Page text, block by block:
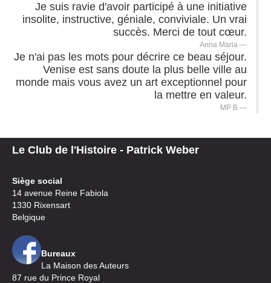
Je suis ravie d'avoir participé à une initiative
insolite, instructive, géniale, conviviale. Un vrai
succès. Merci de tout cœur.
Anna Maria
Je n'ai pas les mots pour décrire ce beau séjour.
Venise est sans doute la plus belle ville au
monde mais vous avez un art exceptionnel pour
la mettre en valeur.
MP B
Le Club de l'Histoire - Patrick Weber
Siège social
14 avenue Reine Fabiola
1330 Rixensart
Belgique
Bureaux
La Maison des Auteurs
87 rue du Prince Royal